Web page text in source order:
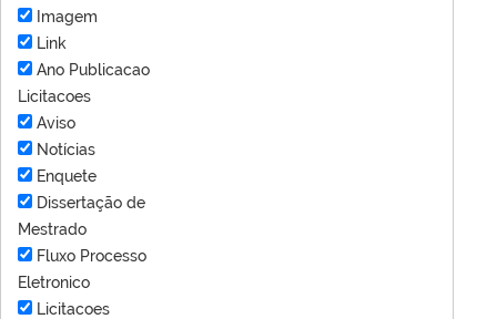
Imagem
Link
Ano Publicacao
Licitacoes
Aviso
Notícias
Enquete
Dissertação de
Mestrado
Fluxo Processo
Eletronico
Licitacoes